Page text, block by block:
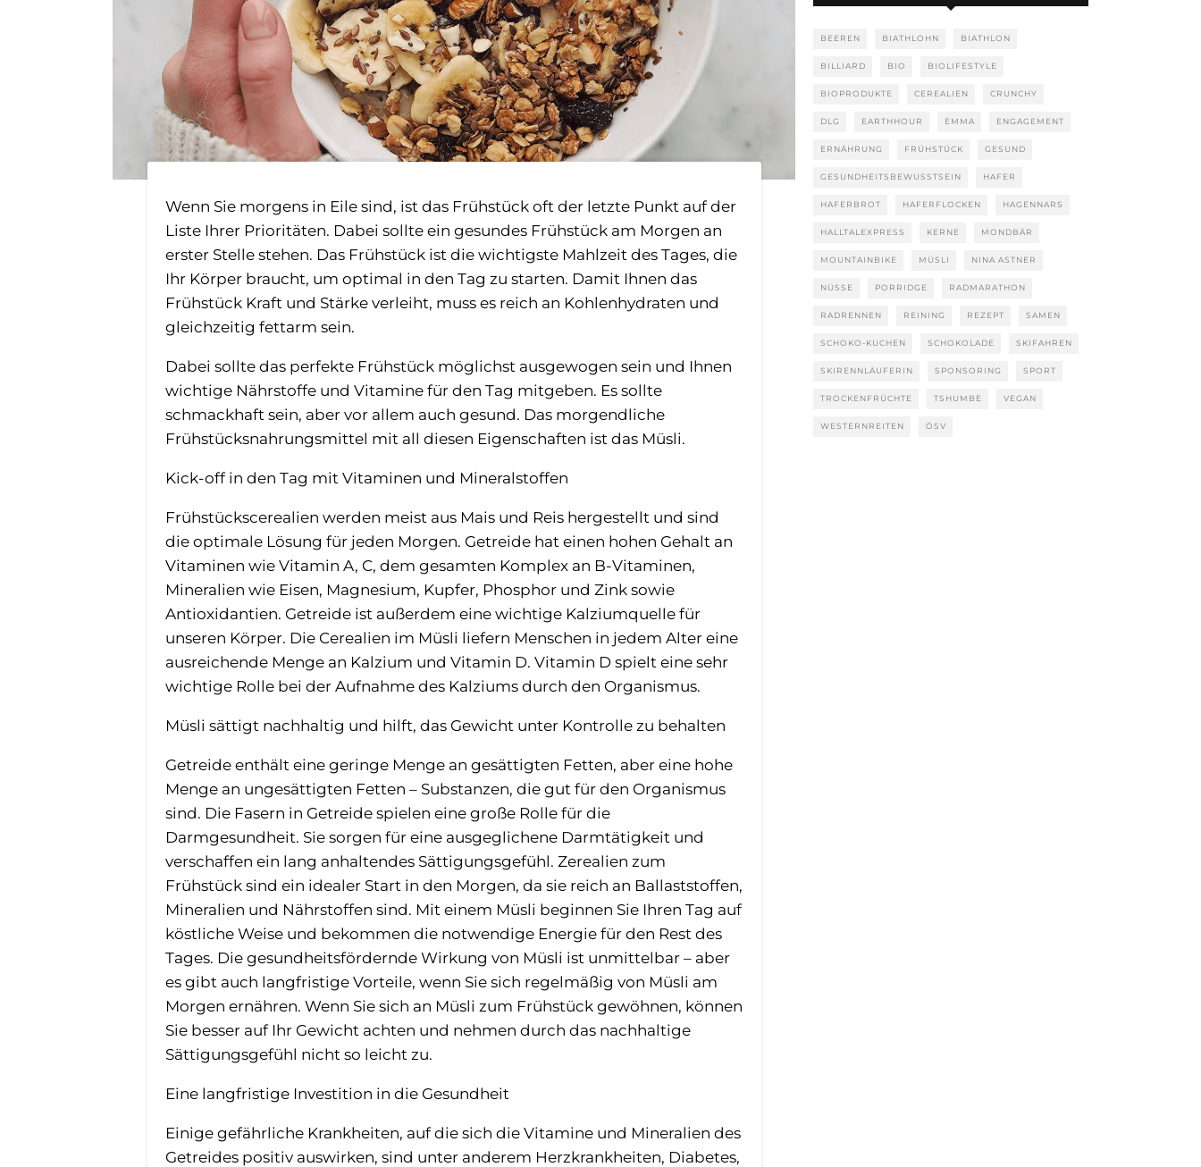
Wenn Sie morgens in Eile sind, ist das Frühstück oft der letzte Punkt auf der
Liste Ihrer Prioritäten. Dabei sollte ein gesundes Frühstück am Morgen an
erster Stelle stehen. Das Frühstück ist die wichtigste Mahlzeit des Tages, die
Ihr Körper braucht, um optimal in den Tag zu starten. Damit Ihnen das
Frühstück Kraft und Stärke verleiht, muss es reich an Kohlenhydraten und
gleichzeitig fettarm sein.
Dabei sollte das perfekte Frühstück möglichst ausgewogen sein und Ihnen
wichtige Nährstoffe und Vitamine für den Tag mitgeben. Es sollte
schmackhaft sein, aber vor allem auch gesund. Das morgendliche
Frühstücksnahrungsmittel mit all diesen Eigenschaften ist das Müsli.
Kick-off in den Tag mit Vitaminen und Mineralstoffen
Frühstückscerealien werden meist aus Mais und Reis hergestellt und sind
die optimale Lösung für jeden Morgen. Getreide hat einen hohen Gehalt an
Vitaminen wie Vitamin A, C, dem gesamten Komplex an B-Vitaminen,
Mineralien wie Eisen, Magnesium, Kupfer, Phosphor und Zink sowie
Antioxidantien. Getreide ist außerdem eine wichtige Kalziumquelle für
unseren Körper. Die Cerealien im Müsli liefern Menschen in jedem Alter eine
ausreichende Menge an Kalzium und Vitamin D. Vitamin D spielt eine sehr
wichtige Rolle bei der Aufnahme des Kalziums durch den Organismus.
Müsli sättigt nachhaltig und hilft, das Gewicht unter Kontrolle zu behalten
Getreide enthält eine geringe Menge an gesättigten Fetten, aber eine hohe
Menge an ungesättigten Fetten – Substanzen, die gut für den Organismus
sind. Die Fasern in Getreide spielen eine große Rolle für die
Darmgesundheit. Sie sorgen für eine ausgeglichene Darmtätigkeit und
verschaffen ein lang anhaltendes Sättigungsgefühl. Zerealien zum
Frühstück sind ein idealer Start in den Morgen, da sie reich an Ballaststoffen,
Mineralien und Nährstoffen sind. Mit einem Müsli beginnen Sie Ihren Tag auf
köstliche Weise und bekommen die notwendige Energie für den Rest des
Tages. Die gesundheitsfördernde Wirkung von Müsli ist unmittelbar – aber
es gibt auch langfristige Vorteile, wenn Sie sich regelmäßig von Müsli am
Morgen ernähren. Wenn Sie sich an Müsli zum Frühstück gewöhnen, können
Sie besser auf Ihr Gewicht achten und nehmen durch das nachhaltige
Sättigungsgefühl nicht so leicht zu.
Eine langfristige Investition in die Gesundheit
Einige gefährliche Krankheiten, auf die sich die Vitamine und Mineralien des
Getreides positiv auswirken, sind unter anderem Herzkrankheiten, Diabetes,
BEEREN BIATHLOHN BIATHLON
BILLIARD BIO BIOLIFESTYLE
BIOPRODUKTE CEREALIEN CRUNCHY
DLG EARTHHOUR EMMA ENGAGEMENT
ERNÄHRUNG FRÜHSTÜCK GESUND
GESUNDHEITSBEWUSSTSEIN HAFER
HAFERBROT HAFERFLOCKEN HAGENNARS
HALLTALEXPRESS KERNE MONDBÄR
MOUNTAINBIKE MÜSLI NINA ASTNER
NÜSSE PORRIDGE RADMARATHON
RADRENNEN REINING REZEPT SAMEN
SCHOKO-KUCHEN SCHOKOLADE SKIFAHREN
SKIRENNLÄUFERIN SPONSORING SPORT
TROCKENFRÜCHTE TSHUMBE VEGAN
WESTERNREITEN ÖSV